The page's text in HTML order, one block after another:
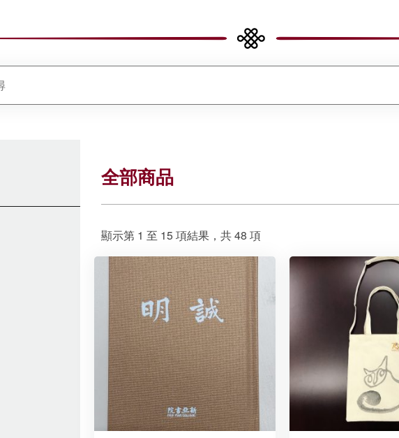
全部商品
顯示第 1 至 15 項結果，共 48 項